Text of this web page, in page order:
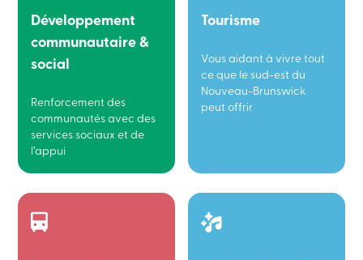
Développement
communautaire &
social
Renforcement des
communautés avec des
services sociaux et de
l’appui
Tourisme
Vous aidant à vivre tout
ce que le sud-est du
Nouveau-Brunswick
peut offrir